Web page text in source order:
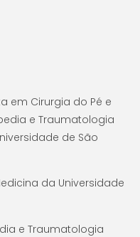
em Cirurgia do Pé e
e Traumatologia
de São
da Universidade
e Traumatologia